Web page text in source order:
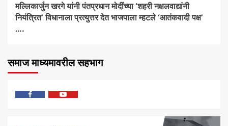
मल्लिकार्जुन खरगे यांनी पंतप्रधान मोदींच्या ‘शहरी नक्षलवाद्यांनी
नियंत्रित’ विधानाला प्रत्युत्तर देत भाजपाला म्हटले ‘आतंकवादी पक्ष’
….
समाज माध्यमावरील सहभाग